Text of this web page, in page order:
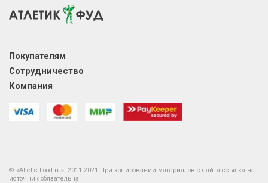
Покупателям
Сотрудничество
Компания
© «Atletic-Food.ru», 2011-2021 При копировании материалов с сайта ссылка на
источник обязательна